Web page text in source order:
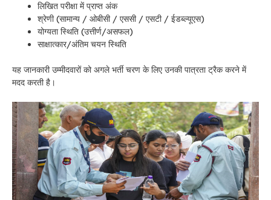
लिखित परीक्षा में प्राप्त अंक
श्रेणी (सामान्य / ओबीसी / एससी / एसटी / ईडब्ल्यूएस)
योग्यता स्थिति (उत्तीर्ण/असफल)
साक्षात्कार/अंतिम चयन स्थिति
यह जानकारी उम्मीदवारों को अगले भर्ती चरण के लिए उनकी पात्रता ट्रैक करने में
मदद करती है।